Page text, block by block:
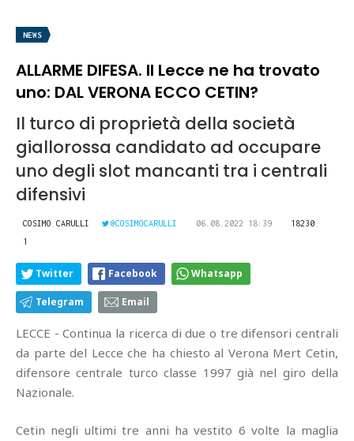
NEWS
ALLARME DIFESA. Il Lecce ne ha trovato
uno: DAL VERONA ECCO CETIN?
Il turco di proprietà della società
giallorossa candidato ad occupare
uno degli slot mancanti tra i centrali
difensivi
COSIMO CARULLI @COSIMOCARULLI 06.08.2022 18:39
18230
1
Twitter Facebook Whatsapp
Telegram Email
LECCE - Continua la ricerca di due o tre difensori centrali
da parte del Lecce che ha chiesto al Verona Mert Cetin,
difensore centrale turco classe 1997 già nel giro della
Nazionale.
Cetin negli ultimi tre anni ha vestito 6 volte la maglia